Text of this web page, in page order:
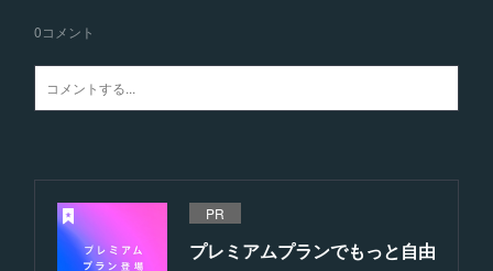
0コメント
PR
プレミアムプランでもっと自由